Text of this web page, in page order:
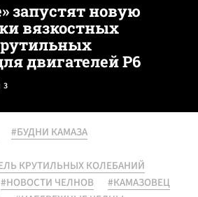
запустят новую
вязкостных
двигателей Р6
3
#БУДНИ КАМАЗА
КРУТИЛЬНЫХ КОЛЕБАНИЙ
#НОВОСТИ ЧЕЛНОВ
#КАМАЗОВЕЦ